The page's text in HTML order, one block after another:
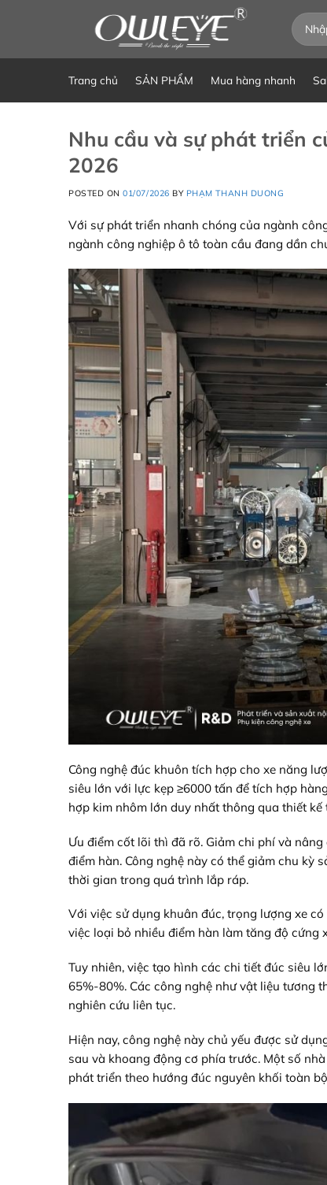
Tìm
kiếm:
Trang chủ SẢN PHẨM Mua hàng nhanh
Nhu cầu và sự phát triển
2026
POSTED ON01/07/2026 BY PHẠM THANH DUONG
Với sự phát triển nhanh chóng của ngành
ngành công nghiệp ô tô toàn cầu đang dần
Công nghệ đúc khuôn tích hợp cho xe năng
siêu lớn với lực kẹp ≥6000 tấn để tích hợp
hợp kim nhôm lớn duy nhất thông qua thiết kế
Ưu điểm cốt lõi thì đã rõ. Giảm chi phí và
điểm hàn. Công nghệ này có thể giảm chu kỳ
thời gian trong quá trình lắp ráp.
Với việc sử dụng khuân đúc, trọng lượng xe
việc loại bỏ nhiều điểm hàn làm tăng độ cứng
Tuy nhiên, việc tạo hình các chi tiết đúc siêu
65%-80%. Các công nghệ như vật liệu tương
nghiên cứu liên tục.
Hiện nay, công nghệ này chủ yếu được sử
sau và khoang động cơ phía trước. Một số
phát triển theo hướng đúc nguyên khối toàn